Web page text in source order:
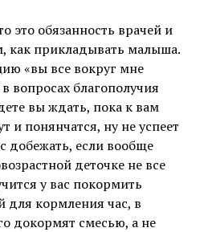
это обязанность врачей и
как прикладывать малыша.
«вы все вокруг мне
вопросах благополучия
вы ждать, пока к вам
и понянчатся, ну не успеет
добежать, если вообще
деточке не все
у вас покормить
кормления час, в
докормят смесью, а не